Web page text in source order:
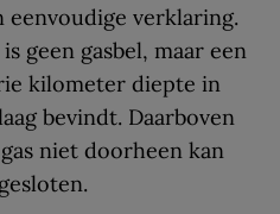
verklaring.
geen gasbel, maar een
kilometer diepte in
bevindt. Daarboven
niet doorheen kan